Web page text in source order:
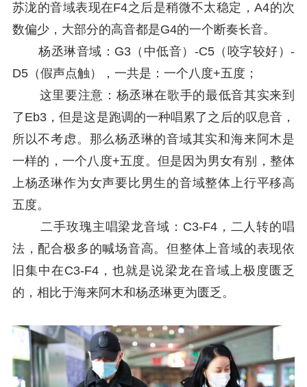
苏泷的音域表现在F4之后是稍微不太稳定，A4的次
数偏少，大部分的高音都是G4的一个断奏长音。
杨丞琳音域：G3（中低音）-C5（咬字较好）-
D5（假声点触），一共是：一个八度+五度；
这里要注意：杨丞琳在歌手的最低音其实来到
了Eb3，但是这是跑调的一种唱累了之后的叹息音，
所以不考虑。那么杨丞琳的音域其实和海来阿木是
一样的，一个八度+五度。但是因为男女有别，整体
上杨丞琳作为女声要比男生的音域整体上行平移高
五度。
二手玫瑰主唱梁龙音域：C3-F4，二人转的唱
法，配合极多的喊场音高。但整体上音域的表现依
旧集中在C3-F4，也就是说梁龙在音域上极度匮乏
的，相比于海来阿木和杨丞琳更为匮乏。